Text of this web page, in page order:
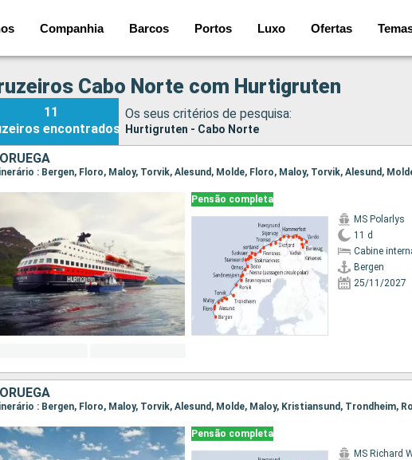
Companhia Barcos Portos Luxo Ofertas
Cabo Norte com Hurtigruten
11
encontrados
Os seus critérios de pesquisa:
Hurtigruten - Cabo Norte
Pensão completa
MS Polarlys
11 d
Cabine
Bergen
25/11/2027
Pensão completa
MS Richard